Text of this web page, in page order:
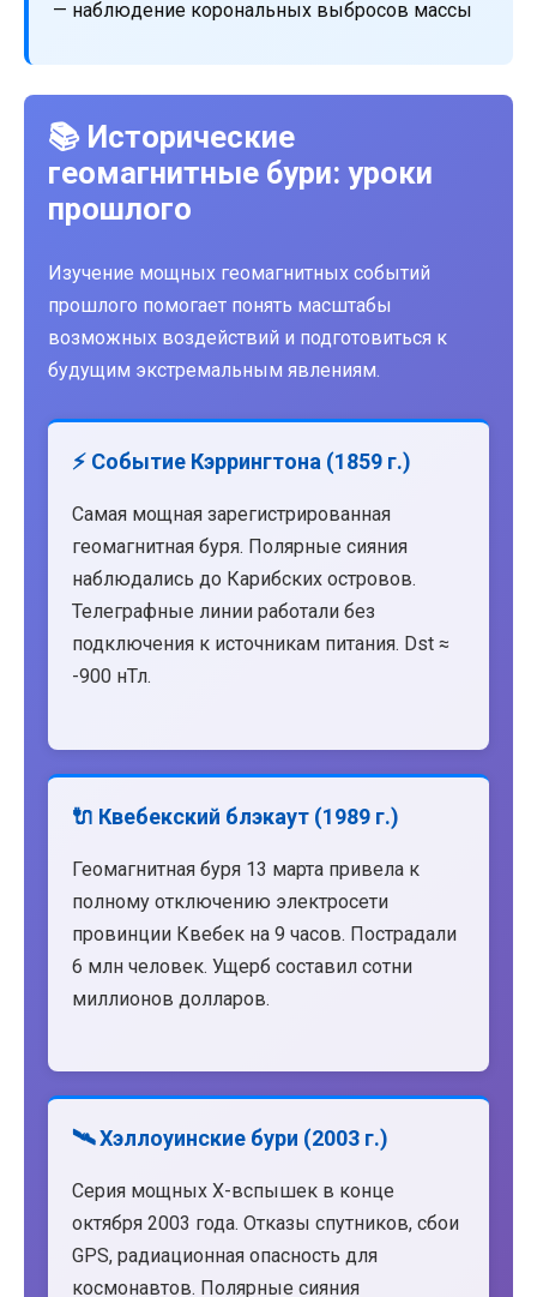
— наблюдение корональных выбросов массы
📚 Исторические
геомагнитные бури: уроки
прошлого
Изучение мощных геомагнитных событий
прошлого помогает понять масштабы
возможных воздействий и подготовиться к
будущим экстремальным явлениям.
⚡ Событие Кэррингтона (1859 г.)
Самая мощная зарегистрированная
геомагнитная буря. Полярные сияния
наблюдались до Карибских островов.
Телеграфные линии работали без
подключения к источникам питания. Dst ≈
-900 нТл.
🔌 Квебекский блэкаут (1989 г.)
Геомагнитная буря 13 марта привела к
полному отключению электросети
провинции Квебек на 9 часов. Пострадали
6 млн человек. Ущерб составил сотни
миллионов долларов.
🛰️ Хэллоуинские бури (2003 г.)
Серия мощных X-вспышек в конце
октября 2003 года. Отказы спутников, сбои
GPS, радиационная опасность для
космонавтов. Полярные сияния